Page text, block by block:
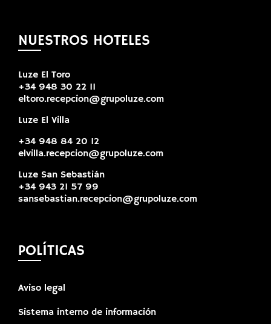
NUESTROS HOTELES
Luze El Toro
+34 948 30 22 11
eltoro.recepcion@grupoluze.com
Luze El Villa
+34 948 84 20 12
elvilla.recepcion@grupoluze.com
Luze San Sebastián
+34 943 21 57 99
sansebastian.recepcion@grupoluze.com
POLÍTICAS
Aviso legal
Sistema interno de información